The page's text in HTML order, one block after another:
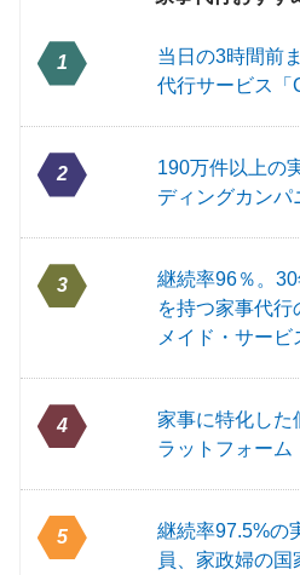
1
当日の3時間前
代行サービス「
2
190万件以上の
ディングカンパ
3
継続率96％。
を持つ家事代
メイド・サービ
4
家事に特化した
ラットフォーム
5
継続率97.5%の
員、家政婦の